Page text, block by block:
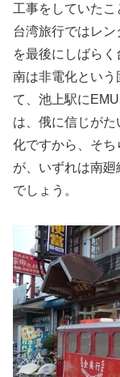
工事をしていた
台湾旅行ではレ
を最後にしばら
南は非電化という
て、池上駅に
は、俄に信じが
化ですから、そ
が、いずれは南
でしょう。